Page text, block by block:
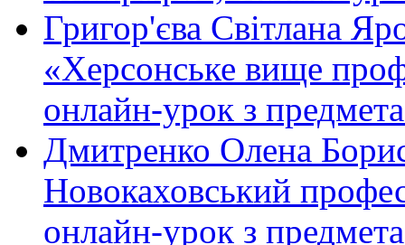
Григор'єва Світлана
«Херсонське вище
онлайн-урок з
Дмитренко Олена
Новокаховський
онлайн-урок з